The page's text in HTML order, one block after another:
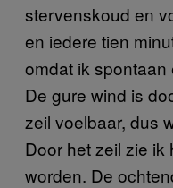
stervenskoud en
en iedere tien
omdat ik spontaan
De gure wind is
zeil voelbaar, dus
Door het zeil zie
worden. De